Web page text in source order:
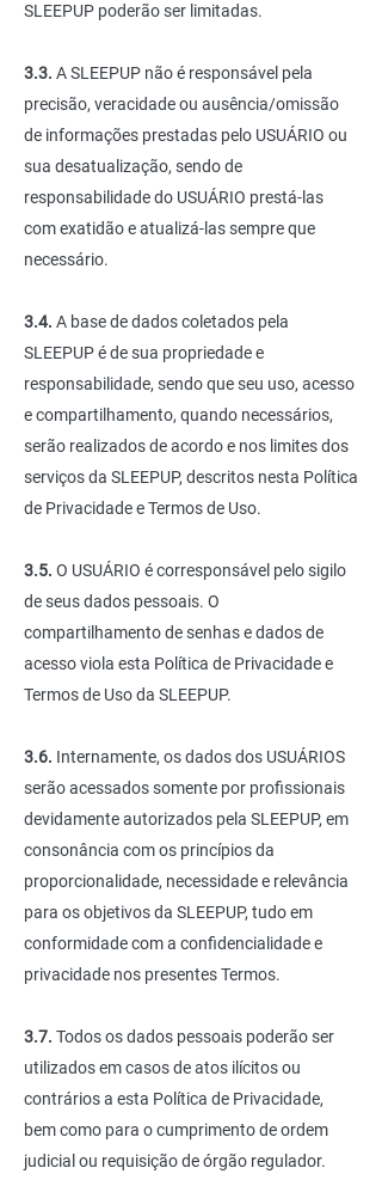
SLEEPUP poderão ser limitadas.
3.3. A SLEEPUP não é responsável pela
precisão, veracidade ou ausência/omissão
de informações prestadas pelo USUÁRIO ou
sua desatualização, sendo de
responsabilidade do USUÁRIO prestá-las
com exatidão e atualizá-las sempre que
necessário.
3.4. A base de dados coletados pela
SLEEPUP é de sua propriedade e
responsabilidade, sendo que seu uso, acesso
e compartilhamento, quando necessários,
serão realizados de acordo e nos limites dos
serviços da SLEEPUP, descritos nesta Política
de Privacidade e Termos de Uso.
3.5. O USUÁRIO é corresponsável pelo sigilo
de seus dados pessoais. O
compartilhamento de senhas e dados de
acesso viola esta Política de Privacidade e
Termos de Uso da SLEEPUP.
3.6. Internamente, os dados dos USUÁRIOS
serão acessados somente por profissionais
devidamente autorizados pela SLEEPUP, em
consonância com os princípios da
proporcionalidade, necessidade e relevância
para os objetivos da SLEEPUP, tudo em
conformidade com a confidencialidade e
privacidade nos presentes Termos.
3.7. Todos os dados pessoais poderão ser
utilizados em casos de atos ilícitos ou
contrários a esta Política de Privacidade,
bem como para o cumprimento de ordem
judicial ou requisição de órgão regulador.